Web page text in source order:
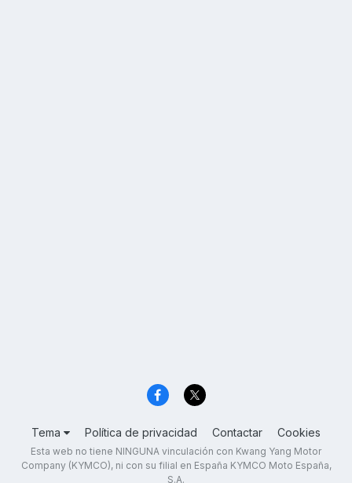
Tema Política de privacidad Contactar Cookies
Esta web no tiene NINGUNA vinculación con Kwang Yang Motor
Company (KYMCO), ni con su filial en España KYMCO Moto España,
S.A.